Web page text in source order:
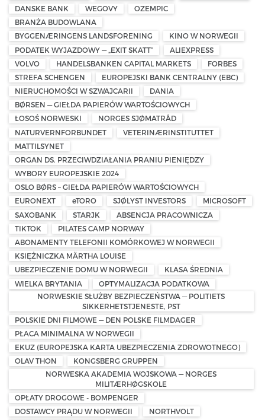
DANSKE BANK
WEGOVY
OZEMPIC
BRANŻA BUDOWLANA
BYGGENÆRINGENS LANDSFORENING
KINO W NORWEGII
PODATEK WYJAZDOWY — „EXIT SKATT”
ALIEXPRESS
VOLVO
HANDELSBANKEN CAPITAL MARKETS
FORBES
STREFA SCHENGEN
EUROPEJSKI BANK CENTRALNY (EBC)
NIERUCHOMOŚCI W SZWAJCARII
DANIA
BØRSEN — GIEŁDA PAPIERÓW WARTOŚCIOWYCH
ŁOSOŚ NORWESKI
NORGES SJØMATRÅD
NATURVERNFORBUNDET
VETERINÆRINSTITUTTET
MATTILSYNET
ORGAN DS. PRZECIWDZIAŁANIA PRANIU PIENIĘDZY
WYBORY EUROPEJSKIE 2024
OSLO BØRS – GIEŁDA PAPIERÓW WARTOŚCIOWYCH
EURONEXT
eTORO SJØLYST INVESTORS
MICROSOFT
SAXOBANK
STARJK
ABSENCJA PRACOWNICZA
TIKTOK
PILATES CAMP NORWAY
ABONAMENTY TELEFONII KOMÓRKOWEJ W NORWEGII
KSIĘŻNICZKA MÄRTHA LOUISE
UBEZPIECZENIE DOMU W NORWEGII
KLASA ŚREDNIA
WIELKA BRYTANIA
OPTYMALIZACJA PODATKOWA
NORWESKIE SŁUŻBY BEZPIECZEŃSTWA — POLITIETS
SIKKERHETSTJENESTE, PST
POLSKIE DNI FILMOWE — DEN POLSKE FILMDAGER
PŁACA MINIMALNA W NORWEGII
EKUZ (EUROPEJSKA KARTA UBEZPIECZENIA ZDROWOTNEGO)
OLAV THON
KONGSBERG GRUPPEN
NORWESKA AKADEMIA WOJSKOWA — NORGES
MILITÆRHØGSKOLE
OPŁATY DROGOWE - BOMPENGER
DOSTAWCY PRĄDU W NORWEGII
NORTHVOLT